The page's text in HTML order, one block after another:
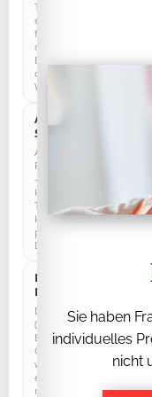
Sie haben
individuelles
nicht
Technisch
erforderlich
für
den
Betrieb
der
Website.
Anonyme
Statistik
Anonyme
Reichweitenmessung
–
kein
Tracking,
keine
personenbezogenen
Daten.
Externe
Dienste
Drittanbieter
(z.
B.
Google)
werden
erst
nach